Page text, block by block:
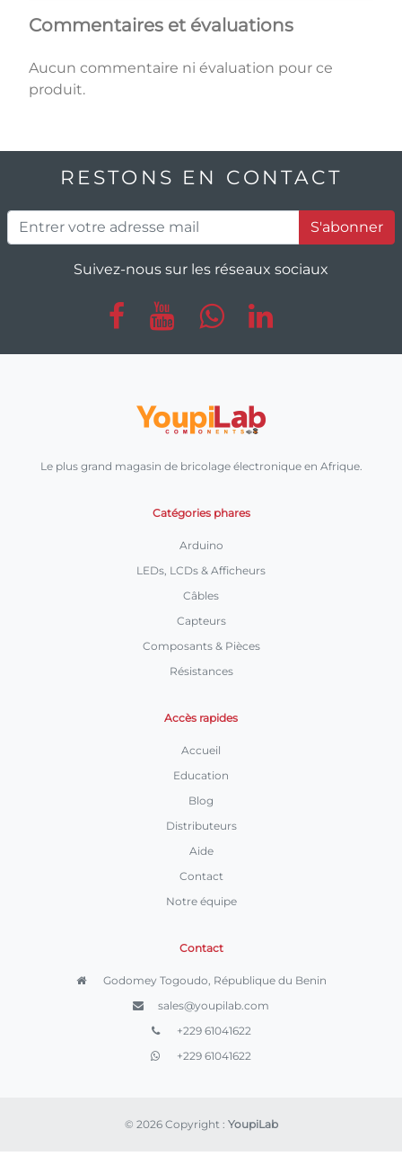
Commentaires et évaluations
Aucun commentaire ni évaluation pour ce
produit.
RESTONS EN CONTACT
S'abonner
Suivez-nous sur les réseaux sociaux
Le plus grand magasin de bricolage électronique en Afrique.
Catégories phares
Arduino
LEDs, LCDs & Afficheurs
Câbles
Capteurs
Composants & Pièces
Résistances
Accès rapides
Accueil
Education
Blog
Distributeurs
Aide
Contact
Notre équipe
Contact
Godomey Togoudo, République du Benin
sales@youpilab.com
+229 61041622
+229 61041622
© 2026 Copyright : YoupiLab